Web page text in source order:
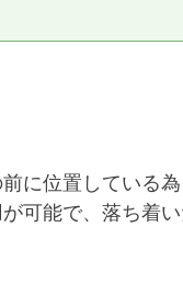
前に位置している
可能で、落ち着